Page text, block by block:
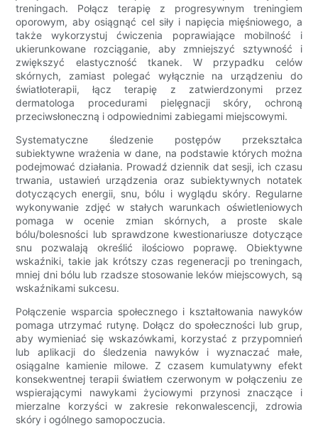
treningach. Połącz terapię z progresywnym treningiem
oporowym, aby osiągnąć cel siły i napięcia mięśniowego, a
także wykorzystuj ćwiczenia poprawiające mobilność i
ukierunkowane rozciąganie, aby zmniejszyć sztywność i
zwiększyć elastyczność tkanek. W przypadku celów
skórnych, zamiast polegać wyłącznie na urządzeniu do
światłoterapii, łącz terapię z zatwierdzonymi przez
dermatologa procedurami pielęgnacji skóry, ochroną
przeciwsłoneczną i odpowiednimi zabiegami miejscowymi.
Systematyczne śledzenie postępów przekształca
subiektywne wrażenia w dane, na podstawie których można
podejmować działania. Prowadź dziennik dat sesji, ich czasu
trwania, ustawień urządzenia oraz subiektywnych notatek
dotyczących energii, snu, bólu i wyglądu skóry. Regularne
wykonywanie zdjęć w stałych warunkach oświetleniowych
pomaga w ocenie zmian skórnych, a proste skale
bólu/bolesności lub sprawdzone kwestionariusze dotyczące
snu pozwalają określić ilościowo poprawę. Obiektywne
wskaźniki, takie jak krótszy czas regeneracji po treningach,
mniej dni bólu lub rzadsze stosowanie leków miejscowych, są
wskaźnikami sukcesu.
Połączenie wsparcia społecznego i kształtowania nawyków
pomaga utrzymać rutynę. Dołącz do społeczności lub grup,
aby wymieniać się wskazówkami, korzystać z przypomnień
lub aplikacji do śledzenia nawyków i wyznaczać małe,
osiągalne kamienie milowe. Z czasem kumulatywny efekt
konsekwentnej terapii światłem czerwonym w połączeniu ze
wspierającymi nawykami życiowymi przynosi znaczące i
mierzalne korzyści w zakresie rekonwalescencji, zdrowia
skóry i ogólnego samopoczucia.